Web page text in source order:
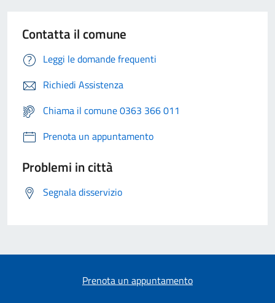
Contatta il comune
Leggi le domande frequenti
Richiedi Assistenza
Chiama il comune 0363 366 011
Prenota un appuntamento
Problemi in città
Segnala disservizio
Prenota un appuntamento